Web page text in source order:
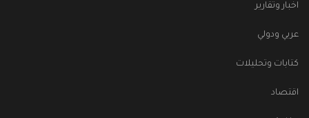
اخبار وتقارير
عربي ودولي
كتابات وتحليلات
اقتصاد